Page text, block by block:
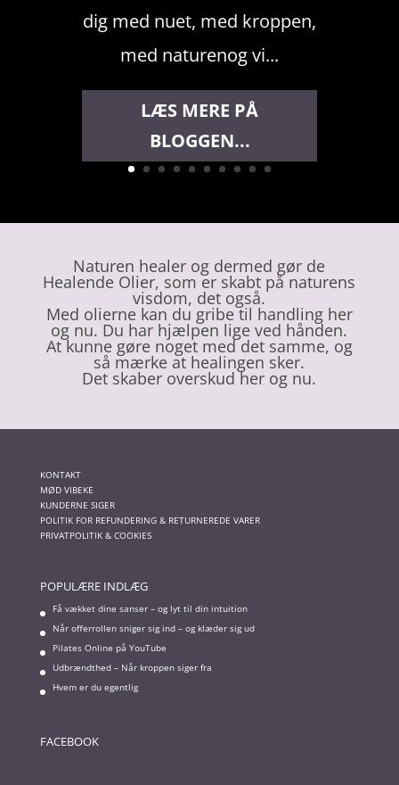
dig med nuet, med kroppen,
med naturenog vi...
LÆS MERE PÅ
BLOGGEN...
Naturen healer og dermed gør de
Healende Olier, som er skabt på naturens
visdom, det også.
Med olierne kan du gribe til handling her
og nu. Du har hjælpen lige ved hånden.
At kunne gøre noget med det samme, og
så mærke at healingen sker.
Det skaber overskud her og nu.
KONTAKT
MØD VIBEKE
KUNDERNE SIGER
POLITIK FOR REFUNDERING & RETURNEREDE VARER
PRIVATPOLITIK & COOKIES
POPULÆRE INDLÆG
Få vækket dine sanser – og lyt til din intuition
Når offerrollen sniger sig ind – og klæder sig ud
Pilates Online på YouTube
Udbrændthed – Når kroppen siger fra
Hvem er du egentlig
FACEBOOK